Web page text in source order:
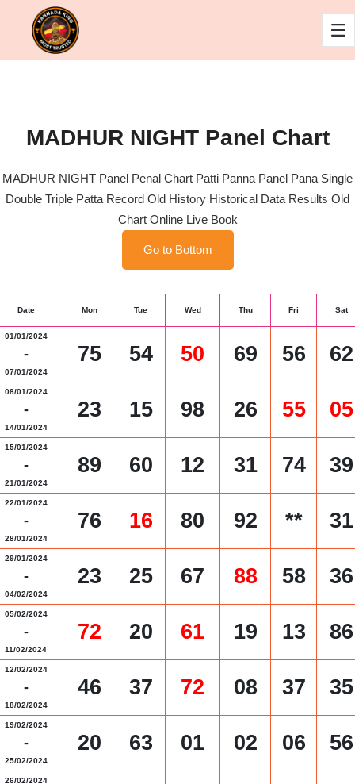
MADHUR NIGHT Panel Chart
MADHUR NIGHT Panel Penal Chart Patti Panna Panel Pana Single
Double Triple Patta Record Old History Historical Data Results Old
Chart Online Live Book
Go to Bottom
Date Mon Tue Wed Thu Fri Sat
01/01/2024
-
07/01/2024
75 54 50 69 56 62
08/01/2024
-
14/01/2024
23 15 98 26 55 05
15/01/2024
-
21/01/2024
89 60 12 31 74 39
22/01/2024
-
28/01/2024
76 16 80 92 ** 31
29/01/2024
-
04/02/2024
23 25 67 88 58 36
05/02/2024
-
11/02/2024
72 20 61 19 13 86
12/02/2024
-
18/02/2024
46 37 72 08 37 35
19/02/2024
-
25/02/2024
20 63 01 02 06 56
26/02/2024